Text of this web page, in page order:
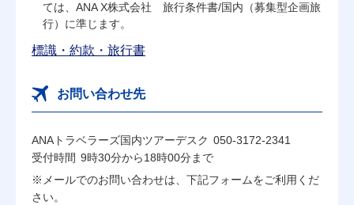
ては、ANA X株式会社 旅行条件書/国内（募集型企画旅
行）に準じます。
標識・約款・旅行書
お問い合わせ先
ANAトラベラーズ国内ツアーデスク 050-3172-2341
受付時間 9時30分から18時00分まで
※メールでのお問い合わせは、下記フォームをご利用くだ
さい。